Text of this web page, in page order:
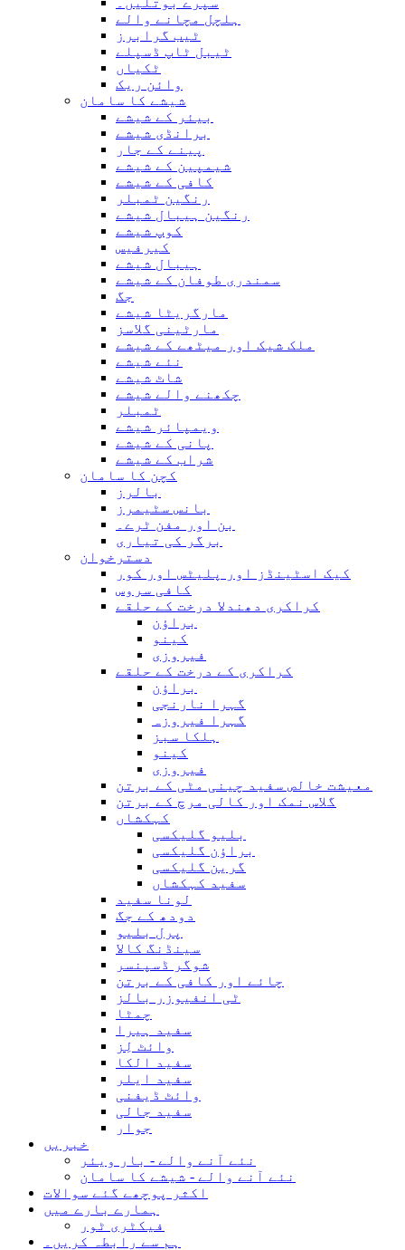
ہلچل مچانے والے
ٹیب گرابرز
ٹیبل ٹاپ ڈسپلے
ٹکیاں
وائن ریک
شیشے کا سامان
بیئر کے شیشے
برانڈی شیشے
پینے کے جار
شیمپین کے شیشے
کافی کے شیشے
رنگین ٹمبلر
رنگین ہیبال شیشے
کوپ شیشے
کیرفیس
ہیبال شیشے
سمندری طوفان کے شیشے
جگ
مارگریٹا شیشے
مارٹینی گلاسز
ملک شیک اور میٹھے کے شیشے
نئے شیشے
شاٹ شیشے
چکھنے والے شیشے
ٹمبلر
ویمپائر شیشے
پانی کے شیشے
شراب کے شیشے
کچن کا سامان
بالرز
بانس سٹیمرز
بن اور مفن ٹرے۔
برگر کی تیاری
دسترخوان
کیک اسٹینڈز اور پلیٹس اور کور
کافی سروس
کراکری دھندلا درخت کے حلقے
براؤن
کینو
فیروزی
کراکری کے درخت کے حلقے
براؤن
گہرا نارنجی
گہرا فیروزہ
ہلکا سبز
کینو
فیروزی
معیشت خالص سفید چینی مٹی کے برتن
گلاس نمک اور کالی مرچ کے برتن
کہکشاں
بلیو گلیکسی
براؤن گلیکسی
گرین گلیکسی
سفید کہکشاں
لونا سفید
دودھ کے جگ
پرل بلیو
سینڈنگ کالا
شوگر ڈسپنسر
چائے اور کافی کے برتن
ٹی انفیوزر بالز
چمٹا
سفید ہیرا
وائٹ لِز
سفید الکا
سفید ایلر
وائٹ ڈیفنی
سفید جالی
جوار
خبریں
نئے آنے والے - بار ویئر
نئے آنے والے - شیشے کا سامان
اکثر پوچھے گئے سوالات
ہمارے بارے میں
فیکٹری ٹور
ہم سے رابطہ کریں۔